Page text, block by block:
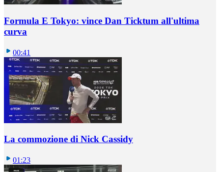
Formula E Tokyo: vince Dan Ticktum all'ultima
curva
00:41
La commozione di Nick Cassidy
01:23